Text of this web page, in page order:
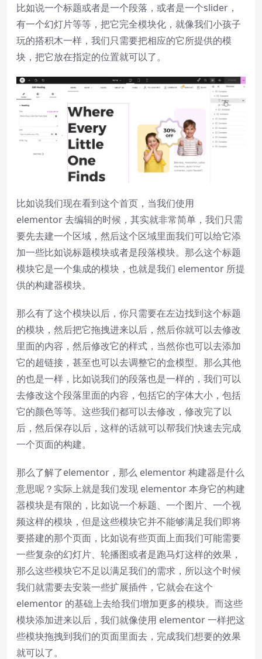
Color
Transparency
Font Size
Text Edge Style
Font Family
Resetrestore all settings to the default
values
Done
Close Modal Dialog
End of dialog window.
比如说一个标题或者是一个段落，或者是一个slider，
有一个幻灯片等等，把它完全模块化，就像我们小孩子
玩的搭积木一样，我们只需要把相应的它所提供的模
块，把它放在指定的位置就可以了。
比如说我们现在看到这个首页，当我们使用
elementor 去编辑的时候，其实就非常简单，我们只需
要先去建一个区域，然后这个区域里面我们可以给它添
加一些比如说标题模块或者是段落模块。那么这个标题
模块它是一个集成的模块，也就是我们 elementor 所提
供的构建器模块。
那么有了这个模块以后，你只需要在左边找到这个标题
的模块，然后把它拖拽进来以后，然后你就可以去修改
里面的内容，然后修改它的样式，当然你也可以去添加
它的超链接，甚至也可以去调整它的盒模型。那么其他
的也是一样，比如说我们的段落也是一样的，我们可以
去修改这个段落里面的内容，包括它的字体大小，包括
它的颜色等等。这些我们都可以去修改，修改完了以
后，然后保存以后，这样的话就可以帮我们快速去完成
一个页面的构建。
那么了解了elementor，那么 elementor 构建器是什么
意思呢？实际上就是我们发现 elementor 本身它的构建
器模块是有限的，比如说一个标题、一个图片、一个视
频这样的模块，但是这些模块它并不能够满足我们即将
要搭建的那个页面，比如说有些页面上面我们可能需要
一些复杂的幻灯片、轮播图或者是跑马灯这样的效果，
那么这些模块它不足以满足我们的需求，所以这个时候
我们就需要去安装一些扩展插件，它就会在这个
elementor 的基础上去给我们增加更多的模块。而这些
模块添加进来以后，我们就像使用 elementor 一样把这
些模块拖拽到我们的页面里面去，完成我们想要的效果
就可以了。